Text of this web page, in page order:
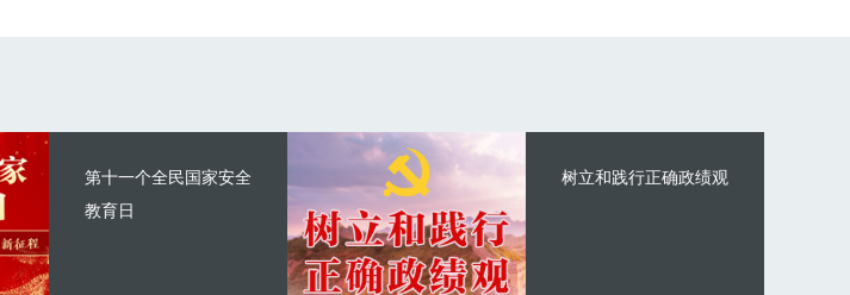
第十一个全民国家安全
教育日
树立和践行正确政绩观